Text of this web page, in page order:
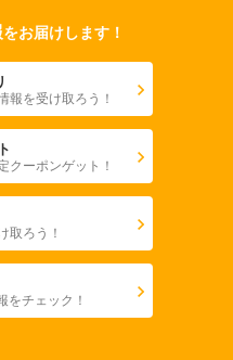
をお届けします！
報を受け取ろう！
クーポンゲット！
取ろう！
をチェック！